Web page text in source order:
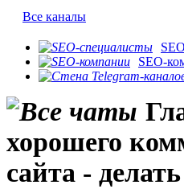
Все каналы
SEO-
хорошего
сайта -